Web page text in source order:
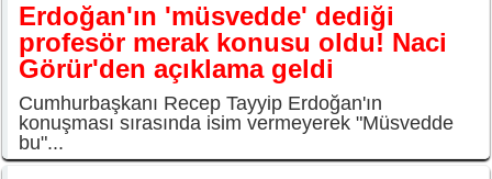
Erdoğan'ın 'müsvedde' dediği
profesör merak konusu oldu! Naci
Görür'den açıklama geldi
Cumhurbaşkanı Recep Tayyip Erdoğan'ın
konuşması sırasında isim vermeyerek "Müsvedde
bu"...